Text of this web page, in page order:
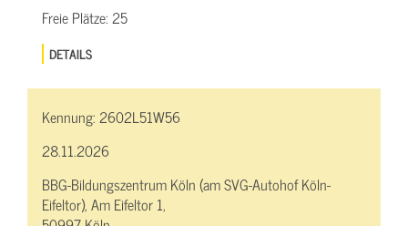
Freie Plätze:25
DETAILS
Kennung:2602L51W56
28.11.2026
BBG-Bildungszentrum Köln (am SVG-Autohof Köln-
Eifeltor), Am Eifeltor 1,